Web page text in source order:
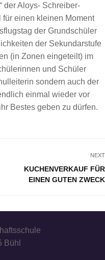
der Aloys- Schreiber-
einen kleinen Moment
der Grundschüler
der Sekundarstufe
(in Zonen eingeteilt) im
und Schüler
sondern auch der
einmal wieder vor
Bestes geben zu dürfen.
NEXT
KUCHENVERKAUF FÜR
EINEN GUTEN ZWECK
Bühl